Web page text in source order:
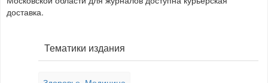
доставка.
Тематики издания